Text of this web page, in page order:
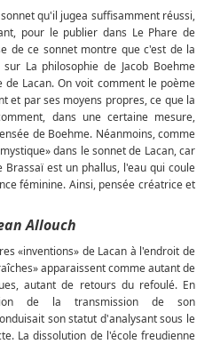
qu'il jugea suffisamment réussi,
pour le publier dans Le Phare de
de ce sonnet montre que c'est de la
La philosophie de Jacob Boehme
Lacan. On voit comment le poème
et par ses moyens propres, ce que la
dans une certaine mesure,
de Boehme. Néanmoins, comme
dans le sonnet de Lacan, car
est un phallus, l'eau qui coule
féminine. Ainsi, pensée créatrice et
Allouch
«inventions» de Lacan à l'endroit de
apparaissent comme autant de
autant de retours du refoulé. En
de la transmission de son
son statut d'analysant sous le
La dissolution de l'école freudienne